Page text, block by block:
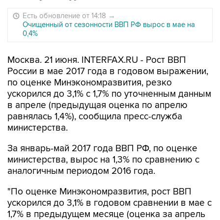
Есть обновление от 14:18 →
Очищенный от сезонности ВВП РФ вырос в мае на
0,4%
Москва. 21 июня. INTERFAX.RU - Рост ВВП
России в мае 2017 года в годовом выражении,
по оценке Минэкономразвития, резко
ускорился до 3,1% с 1,7% по уточненным данным
в апреле (предыдущая оценка по апрелю
равнялась 1,4%), сообщила пресс-служба
министерства.
За январь-май 2017 года ВВП РФ, по оценке
министерства, вырос на 1,3% по сравнению с
аналогичным периодом 2016 года.
"По оценке Минэкономразвития, рост ВВП
ускорился до 3,1% в годовом сравнении в мае с
1,7% в предыдущем месяце (оценка за апрель